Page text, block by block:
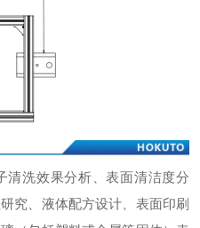
清洗效果分析、表面清洁度分
究、液体配方设计、表面印刷